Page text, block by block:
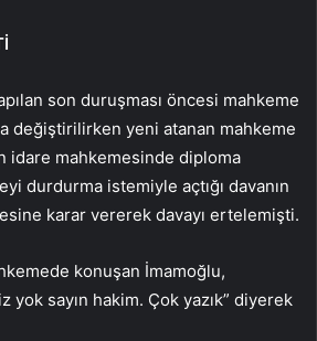
son duruşması öncesi mahkeme
değiştirilirken yeni atanan mahkeme
idare mahkemesinde diploma
durdurma istemiyle açtığı davanın
karar vererek davayı ertelemişti.
konuşan İmamoğlu,
yok sayın hakim. Çok yazık” diyerek